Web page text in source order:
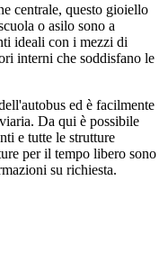
centrale, questo gioiello
o asilo sono a
ideali con i mezzi di
interni che soddisfano le
ed è facilmente
Da qui è possibile
e tutte le strutture
per il tempo libero sono
su richiesta.